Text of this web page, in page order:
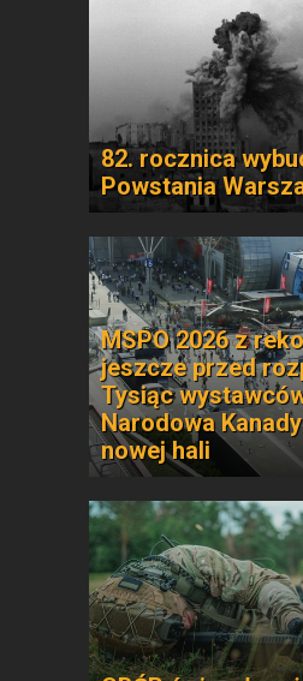
82. rocznica
Powstania
MSPO 2026 z
jeszcze przed
Tysiąc
Narodowa
nowej hali